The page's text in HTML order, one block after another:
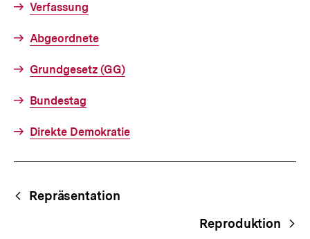
Verfassung
Abgeordnete
Grundgesetz (GG)
Bundestag
Direkte Demokratie
Begriffsnavigation
Content-
Navigation
Repräsentation
Reproduktion